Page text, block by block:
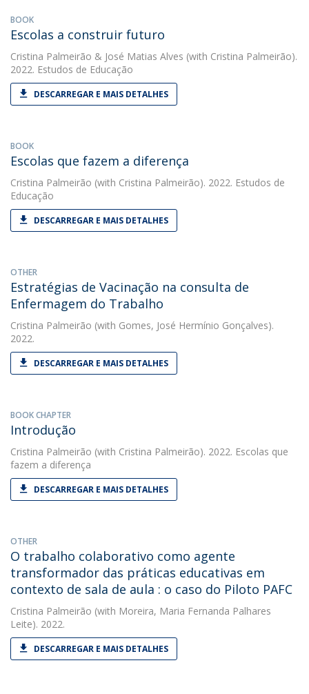
BOOK
Escolas a construir futuro
Cristina Palmeirão & José Matias Alves (with Cristina Palmeirão).
2022. Estudos de Educação
DESCARREGAR E MAIS DETALHES
BOOK
Escolas que fazem a diferença
Cristina Palmeirão (with Cristina Palmeirão). 2022. Estudos de
Educação
DESCARREGAR E MAIS DETALHES
OTHER
Estratégias de Vacinação na consulta de
Enfermagem do Trabalho
Cristina Palmeirão (with Gomes, José Hermínio Gonçalves).
2022.
DESCARREGAR E MAIS DETALHES
BOOK CHAPTER
Introdução
Cristina Palmeirão (with Cristina Palmeirão). 2022. Escolas que
fazem a diferença
DESCARREGAR E MAIS DETALHES
OTHER
O trabalho colaborativo como agente
transformador das práticas educativas em
contexto de sala de aula : o caso do Piloto PAFC
Cristina Palmeirão (with Moreira, Maria Fernanda Palhares
Leite). 2022.
DESCARREGAR E MAIS DETALHES